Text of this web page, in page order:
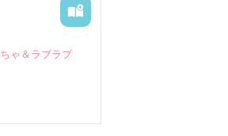
ゃ＆ラブラブ